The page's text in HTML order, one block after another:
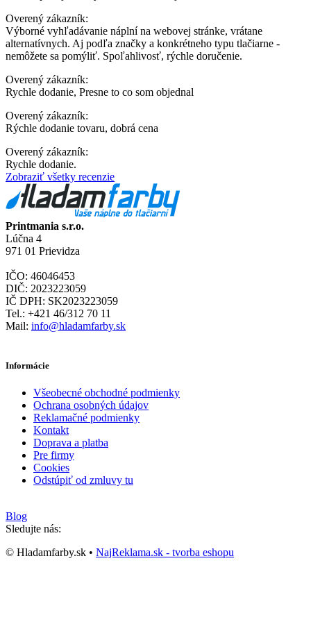
Overený zákazník:
Výborné vyhľadávanie náplní na webovej stránke, vrátane
alternatívnych. Aj podľa značky a konkrétneho typu tlačiarne -
nemôžete sa pomýliť. Spoľahlivosť, rýchle doručenie.
Overený zákazník:
Rychle dodanie, Presne to co som objednal
Overený zákazník:
Rýchle dodanie tovaru, dobrá cena
Overený zákazník:
Rychle dodanie.
Zobraziť všetky recenzie
Printmania s.r.o.
Lúčna 4
971 01 Prievidza
IČO: 46046453
DIČ: 2023223059
IČ DPH: SK2023223059
Tel.: +421 46/312 70 11
Mail: info@hladamfarby.sk
Informácie
Všeobecné obchodné podmienky
Ochrana osobných údajov
Reklamačné podmienky
Kontakt
Doprava a platba
Pre firmy
Cookies
Odstúpiť od zmluvy tu
Blog
Sledujte nás:
© Hladamfarby.sk • NajReklama.sk - tvorba eshopu